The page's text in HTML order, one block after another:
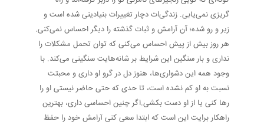
گریزی نمی‌یابی. زندگی‌ات دچار تغییرات بنیادینی شده است و
زیر و رو شده؛ آن آرامش و ثبات گذشته را دیگر احساس نمی‌کنی.
هر روز بیش از پیش احساس می‌کنی که توان تحمل مشکلات را
نداری و بار سنگین این شرایط بر شانه‌هایت سنگینی می‌کند. با
وجود همه این دشواری‌ها، هنوز دل در گرو او داری و محبتت
نسبت به او کم نشده است، تا حدی که حتی حاضر نیستی او را
رها کنی یا از او دست بکشی.اگر چنین احساسی داری، بهترین
راهکار برایت این است که ابتدا سعی کنی آرامش خود را حفظ